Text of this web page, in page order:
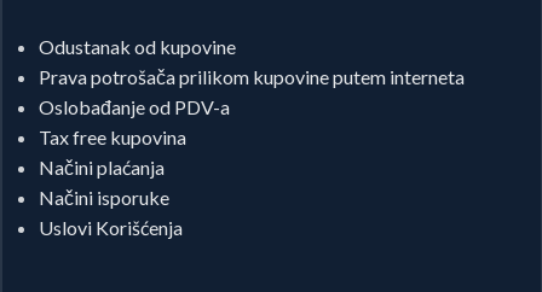
Odustanak od kupovine
Prava potrošača prilikom kupovine putem interneta
Oslobađanje od PDV-a
Tax free kupovina
Načini plaćanja
Načini isporuke
Uslovi Korišćenja